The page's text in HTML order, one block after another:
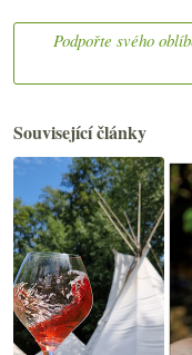
Podpořte svého
Související články